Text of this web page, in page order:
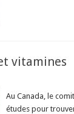
vitamines
Au Canada, le
études pour